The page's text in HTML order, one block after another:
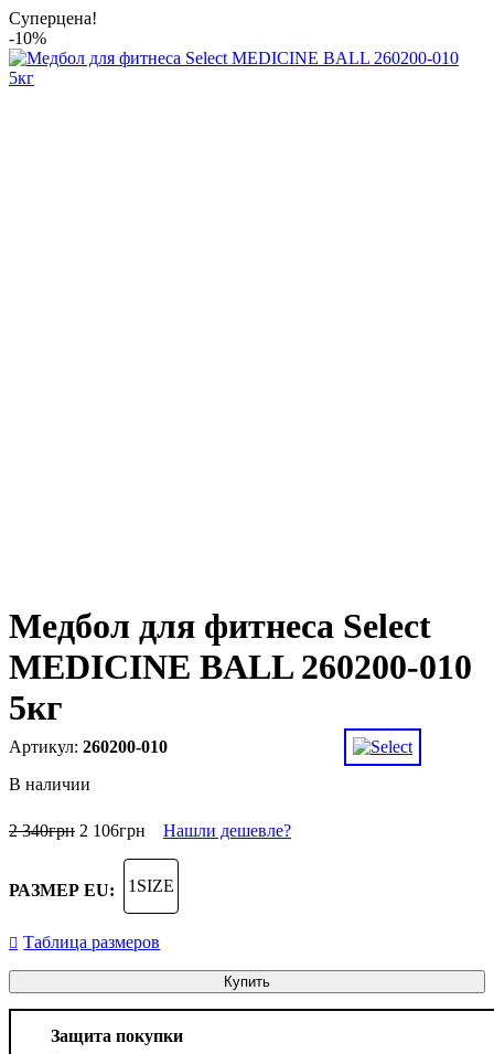
Суперцена!
-10%
Медбол для фитнеса Select
MEDICINE BALL 260200-010
5кг
260200-010
В наличии
2 340грн 2 106грн Нашли дешевле?
РАЗМЕР EU: 1SIZE
Таблица размеров
Купить
Защита покупки